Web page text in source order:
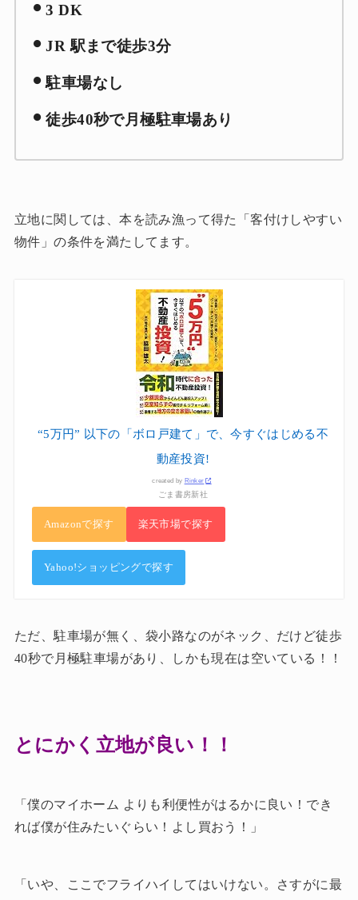
3 DK
JR 駅まで徒歩3分
駐車場なし
徒歩40秒で月極駐車場あり
立地に関しては、本を読み漁って得た「客付けしやすい
物件」の条件を満たしてます。
“5万円” 以下の「ボロ戸建て」で、今すぐはじめる不
動産投資!
created by Rinker
ごま書房新社
Amazonで探す 楽天市場で探す
Yahoo!ショッピングで探す
ただ、駐車場が無く、袋小路なのがネック、だけど徒歩
40秒で月極駐車場があり、しかも現在は空いている！！
とにかく立地が良い！！
「僕のマイホーム よりも利便性がはるかに良い！でき
れば僕が住みたいぐらい！よし買おう！」
「いや、ここでフライハイしてはいけない。さすがに最